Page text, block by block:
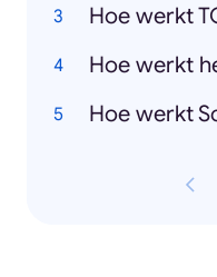
Hoe werkt
Hoe werkt